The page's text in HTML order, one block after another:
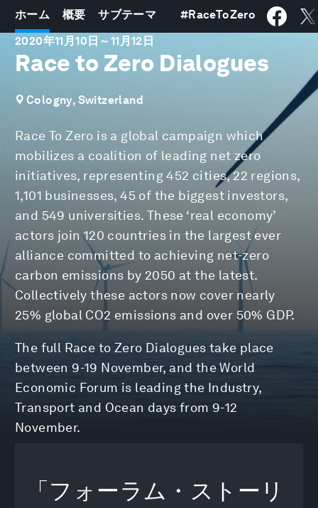
ホーム 概要 サブテーマ #RaceToZero
2020年11月10日 ～ 11月12日
Race to Zero Dialogues
Cologny, Switzerland
Race To Zero is a global campaign which
mobilizes a coalition of leading net zero
initiatives, representing 452 cities, 22 regions,
1,101 businesses, 45 of the biggest investors,
and 549 universities. These ‘real economy’
actors join 120 countries in the largest ever
alliance committed to achieving net-zero
carbon emissions by 2050 at the latest.
Collectively these actors now cover nearly
25% global CO2 emissions and over 50% GDP.
The full Race to Zero Dialogues take place
between 9-19 November, and the World
Economic Forum is leading the Industry,
Transport and Ocean days from 9-12
November.
「フォーラム・ストーリ